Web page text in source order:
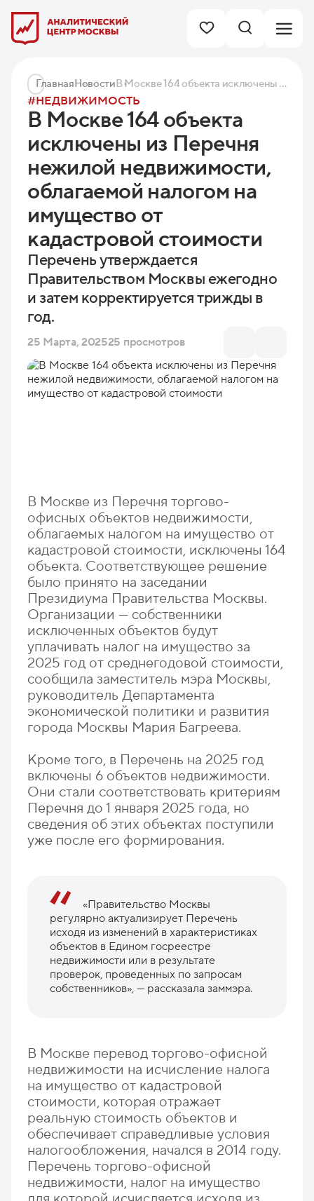
ГлавнаяНовости В Москве 164 объекта исключены из Перечня нежилой недвижимости, облагаемой налогом на имущество от кадастровой стоимости
#НЕДВИЖИМОСТЬ
В Москве 164 объекта
исключены из Перечня
нежилой недвижимости,
облагаемой налогом на
имущество от
кадастровой стоимости
Перечень утверждается
Правительством Москвы ежегодно
и затем корректируется трижды в
год.
25 Марта, 202525 просмотров
В Москве из Перечня торгово-
офисных объектов недвижимости,
облагаемых налогом на имущество от
кадастровой стоимости, исключены 164
объекта. Соответствующее решение
было принято на заседании
Президиума Правительства Москвы.
Организации — собственники
исключенных объектов будут
уплачивать налог на имущество за
2025 год от среднегодовой стоимости,
сообщила заместитель мэра Москвы,
руководитель Департамента
экономической политики и развития
города Москвы Мария Багреева.
Кроме того, в Перечень на 2025 год
включены 6 объектов недвижимости.
Они стали соответствовать критериям
Перечня до 1 января 2025 года, но
сведения об этих объектах поступили
уже после его формирования.
«Правительство Москвы
регулярно актуализирует Перечень
исходя из изменений в характеристиках
объектов в Едином госреестре
недвижимости или в результате
проверок, проведенных по запросам
собственников», — рассказала заммэра.
В Москве перевод торгово-офисной
недвижимости на исчисление налога
на имущество от кадастровой
стоимости, которая отражает
реальную стоимость объектов и
обеспечивает справедливые условия
налогообложения, начался в 2014 году.
Перечень торгово-офисной
недвижимости, налог на имущество